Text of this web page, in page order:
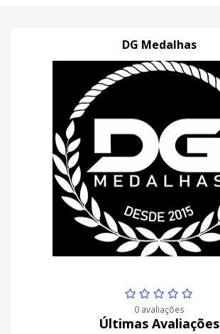
DG Medalhas
0 avaliações
Últimas Avaliações